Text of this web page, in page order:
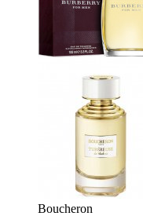
Boucheron